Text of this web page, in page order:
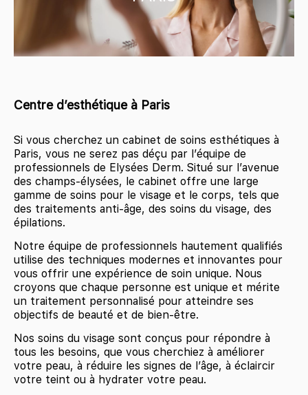
Centre d’esthétique à Paris
Si vous cherchez un cabinet de soins esthétiques à
Paris, vous ne serez pas déçu par l’équipe de
professionnels de Elysées Derm. Situé sur l’avenue
des champs-élysées, le cabinet offre une large
gamme de soins pour le visage et le corps, tels que
des traitements anti-âge, des soins du visage, des
épilations.
Notre équipe de professionnels hautement qualifiés
utilise des techniques modernes et innovantes pour
vous offrir une expérience de soin unique. Nous
croyons que chaque personne est unique et mérite
un traitement personnalisé pour atteindre ses
objectifs de beauté et de bien-être.
Nos soins du visage sont conçus pour répondre à
tous les besoins, que vous cherchiez à améliorer
votre peau, à réduire les signes de l’âge, à éclaircir
votre teint ou à hydrater votre peau.